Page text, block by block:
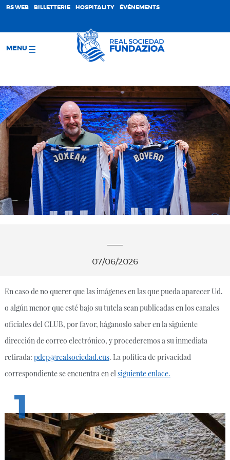
RS WEB BILLETTERIE HOSPITALITY ÉVÉNEMENTS
MENU
07/06/2026
En caso de no querer que las imágenes en las que pueda aparecer Ud.
o algún menor que esté bajo su tutela sean publicadas en los canales
oficiales del CLUB, por favor, háganoslo saber en la siguiente
dirección de correo electrónico, y procederemos a su inmediata
retirada: pdcp@realsociedad.eus. La política de privacidad
correspondiente se encuentra en elsiguiente enlace.
1